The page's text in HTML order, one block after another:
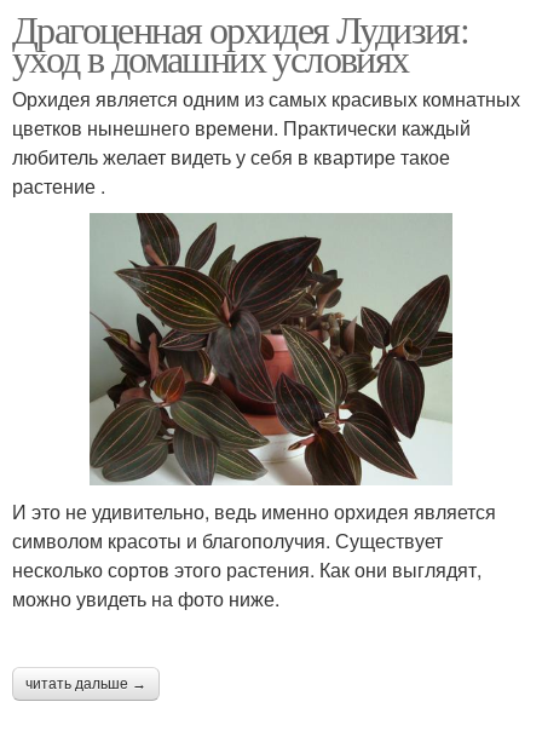
Драгоценная орхидея Лудизия:
уход в домашних условиях
Орхидея является одним из самых красивых комнатных
цветков нынешнего времени. Практически каждый
любитель желает видеть у себя в квартире такое
растение .
И это не удивительно, ведь именно орхидея является
символом красоты и благополучия. Существует
несколько сортов этого растения. Как они выглядят,
можно увидеть на фото ниже.
читать дальше →